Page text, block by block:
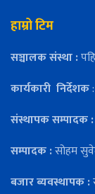
हाम्रो टिम
सञ्चालक संस्था :
कार्यकारी निर्देशक
संस्थापक सम्पादक :
सम्पादक :सोहम
बजार ब्यवस्थापक :